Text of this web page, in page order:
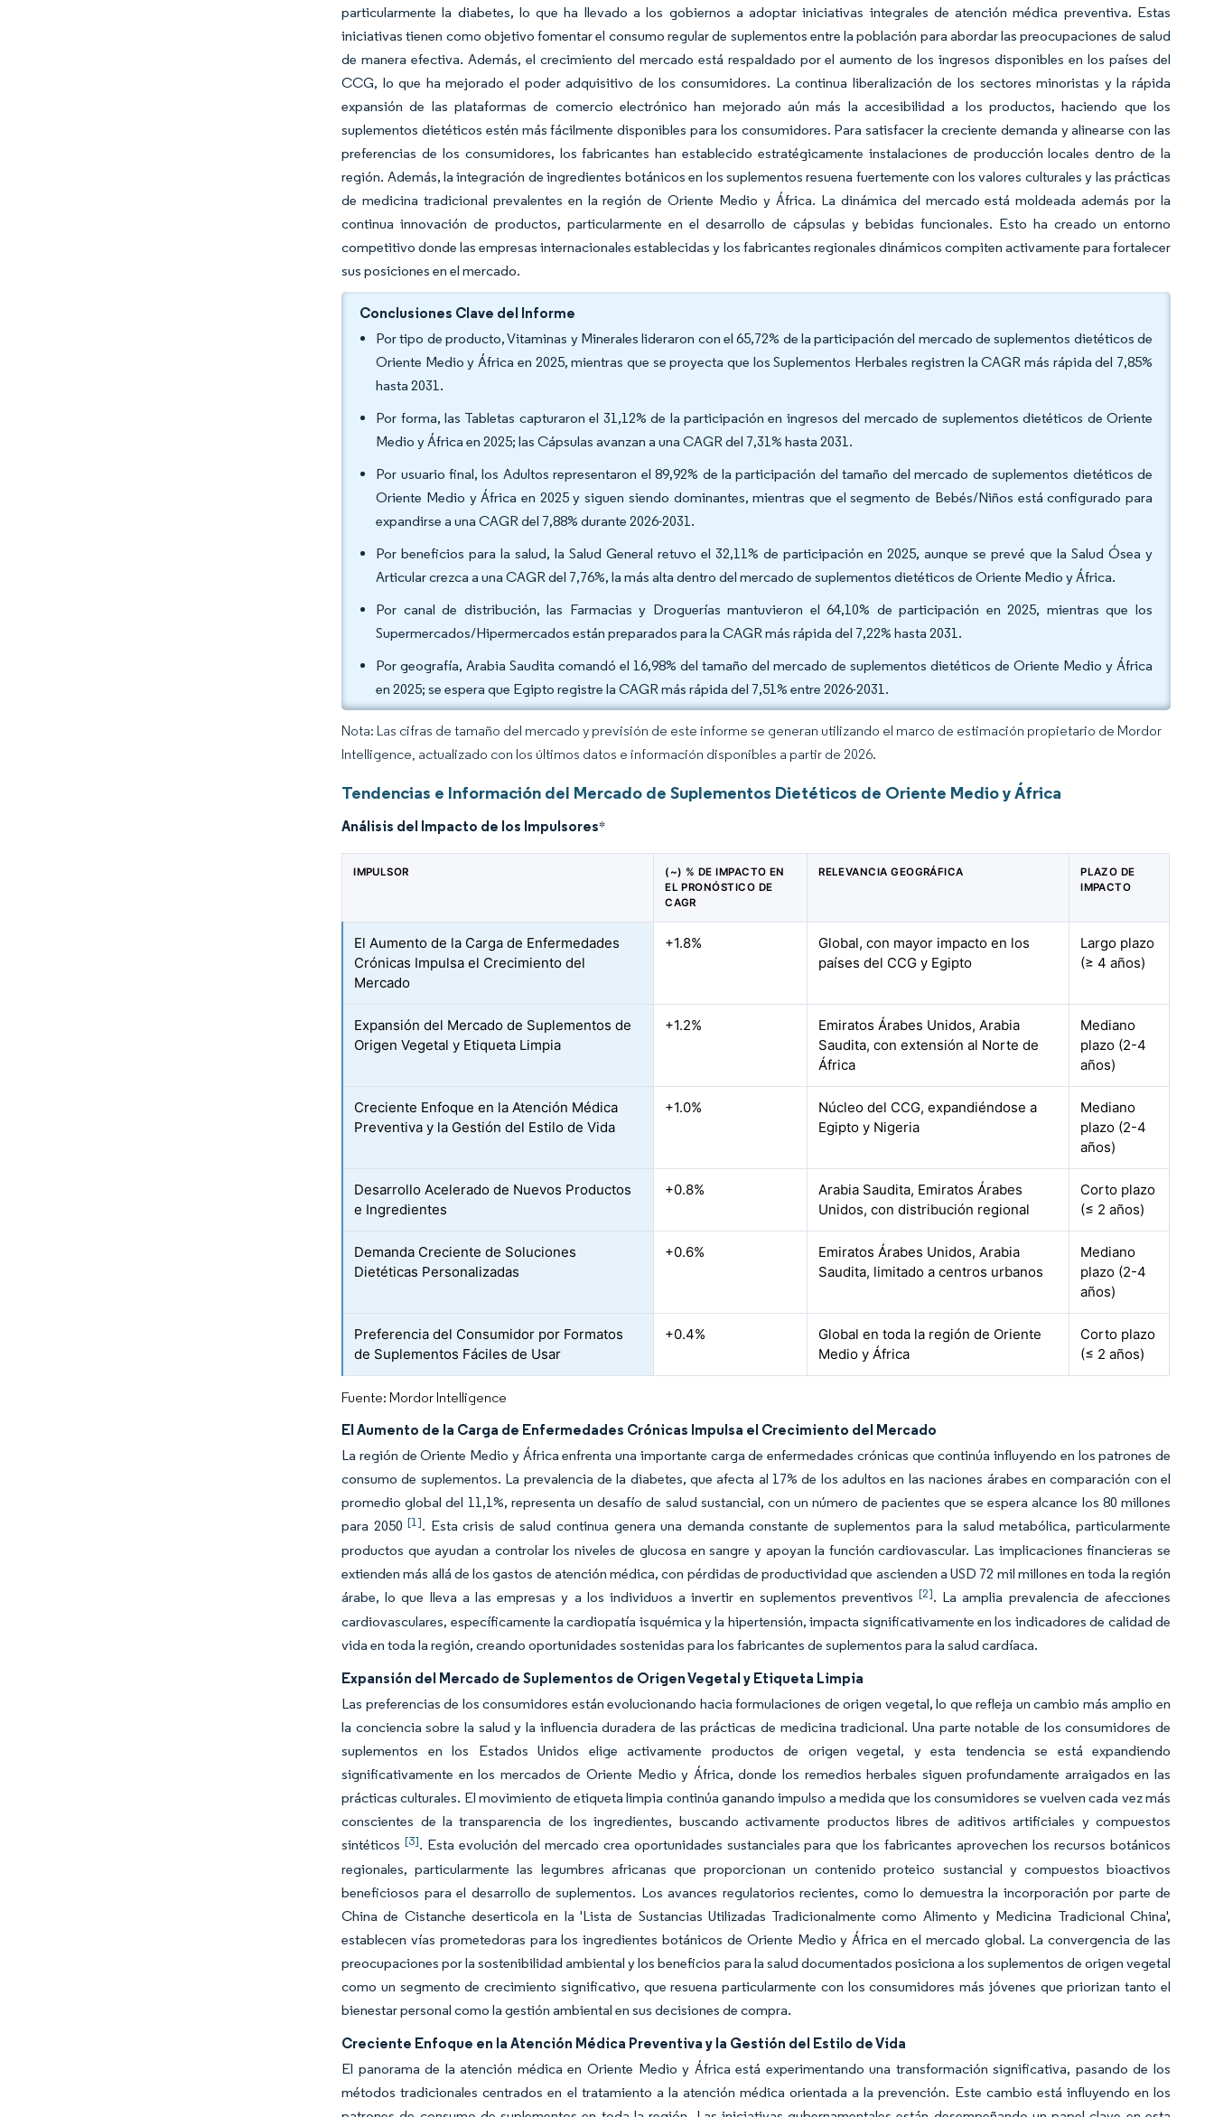
particularmente la diabetes, lo que ha llevado a los gobiernos a adoptar iniciativas integrales de atención médica preventiva. Estas
iniciativas tienen como objetivo fomentar el consumo regular de suplementos entre la población para abordar las preocupaciones de salud
de manera efectiva. Además, el crecimiento del mercado está respaldado por el aumento de los ingresos disponibles en los países del
CCG, lo que ha mejorado el poder adquisitivo de los consumidores. La continua liberalización de los sectores minoristas y la rápida
expansión de las plataformas de comercio electrónico han mejorado aún más la accesibilidad a los productos, haciendo que los
suplementos dietéticos estén más fácilmente disponibles para los consumidores. Para satisfacer la creciente demanda y alinearse con las
preferencias de los consumidores, los fabricantes han establecido estratégicamente instalaciones de producción locales dentro de la
región. Además, la integración de ingredientes botánicos en los suplementos resuena fuertemente con los valores culturales y las prácticas
de medicina tradicional prevalentes en la región de Oriente Medio y África. La dinámica del mercado está moldeada además por la
continua innovación de productos, particularmente en el desarrollo de cápsulas y bebidas funcionales. Esto ha creado un entorno
competitivo donde las empresas internacionales establecidas y los fabricantes regionales dinámicos compiten activamente para fortalecer
sus posiciones en el mercado.
Conclusiones Clave del Informe
Por tipo de producto, Vitaminas y Minerales lideraron con el 65,72% de la participación del mercado de suplementos dietéticos de
Oriente Medio y África en 2025, mientras que se proyecta que los Suplementos Herbales registren la CAGR más rápida del 7,85%
hasta 2031.
Por forma, las Tabletas capturaron el 31,12% de la participación en ingresos del mercado de suplementos dietéticos de Oriente
Medio y África en 2025; las Cápsulas avanzan a una CAGR del 7,31% hasta 2031.
Por usuario final, los Adultos representaron el 89,92% de la participación del tamaño del mercado de suplementos dietéticos de
Oriente Medio y África en 2025 y siguen siendo dominantes, mientras que el segmento de Bebés/Niños está configurado para
expandirse a una CAGR del 7,88% durante 2026-2031.
Por beneficios para la salud, la Salud General retuvo el 32,11% de participación en 2025, aunque se prevé que la Salud Ósea y
Articular crezca a una CAGR del 7,76%, la más alta dentro del mercado de suplementos dietéticos de Oriente Medio y África.
Por canal de distribución, las Farmacias y Droguerías mantuvieron el 64,10% de participación en 2025, mientras que los
Supermercados/Hipermercados están preparados para la CAGR más rápida del 7,22% hasta 2031.
Por geografía, Arabia Saudita comandó el 16,98% del tamaño del mercado de suplementos dietéticos de Oriente Medio y África
en 2025; se espera que Egipto registre la CAGR más rápida del 7,51% entre 2026-2031.
Nota: Las cifras de tamaño del mercado y previsión de este informe se generan utilizando el marco de estimación propietario de Mordor
Intelligence, actualizado con los últimos datos e información disponibles a partir de 2026.
Tendencias e Información del Mercado de Suplementos Dietéticos de Oriente Medio y África
Análisis del Impacto de los Impulsores*
IMPULSOR
(~) % DE IMPACTO EN
EL PRONÓSTICO DE
CAGR
RELEVANCIA GEOGRÁFICA
PLAZO DE
IMPACTO
El Aumento de la Carga de Enfermedades
Crónicas Impulsa el Crecimiento del
Mercado
+1.8%
Global, con mayor impacto en los
países del CCG y Egipto
Largo plazo
(≥ 4 años)
Expansión del Mercado de Suplementos de
Origen Vegetal y Etiqueta Limpia
+1.2%
Emiratos Árabes Unidos, Arabia
Saudita, con extensión al Norte de
África
Mediano
plazo (2-4
años)
Creciente Enfoque en la Atención Médica
Preventiva y la Gestión del Estilo de Vida
+1.0%
Núcleo del CCG, expandiéndose a
Egipto y Nigeria
Mediano
plazo (2-4
años)
Desarrollo Acelerado de Nuevos Productos
e Ingredientes
+0.8%
Arabia Saudita, Emiratos Árabes
Unidos, con distribución regional
Corto plazo
(≤ 2 años)
Demanda Creciente de Soluciones
Dietéticas Personalizadas
+0.6%
Emiratos Árabes Unidos, Arabia
Saudita, limitado a centros urbanos
Mediano
plazo (2-4
años)
Preferencia del Consumidor por Formatos
de Suplementos Fáciles de Usar
+0.4%
Global en toda la región de Oriente
Medio y África
Corto plazo
(≤ 2 años)
Fuente: Mordor Intelligence
El Aumento de la Carga de Enfermedades Crónicas Impulsa el Crecimiento del Mercado
La región de Oriente Medio y África enfrenta una importante carga de enfermedades crónicas que continúa influyendo en los patrones de
consumo de suplementos. La prevalencia de la diabetes, que afecta al 17% de los adultos en las naciones árabes en comparación con el
promedio global del 11,1%, representa un desafío de salud sustancial, con un número de pacientes que se espera alcance los 80 millones
para 2050[1]. Esta crisis de salud continua genera una demanda constante de suplementos para la salud metabólica, particularmente
productos que ayudan a controlar los niveles de glucosa en sangre y apoyan la función cardiovascular. Las implicaciones financieras se
extienden más allá de los gastos de atención médica, con pérdidas de productividad que ascienden a USD 72 mil millones en toda la región
árabe, lo que lleva a las empresas y a los individuos a invertir en suplementos preventivos[2]. La amplia prevalencia de afecciones
cardiovasculares, específicamente la cardiopatía isquémica y la hipertensión, impacta significativamente en los indicadores de calidad de
vida en toda la región, creando oportunidades sostenidas para los fabricantes de suplementos para la salud cardíaca.
Expansión del Mercado de Suplementos de Origen Vegetal y Etiqueta Limpia
Las preferencias de los consumidores están evolucionando hacia formulaciones de origen vegetal, lo que refleja un cambio más amplio en
la conciencia sobre la salud y la influencia duradera de las prácticas de medicina tradicional. Una parte notable de los consumidores de
suplementos en los Estados Unidos elige activamente productos de origen vegetal, y esta tendencia se está expandiendo
significativamente en los mercados de Oriente Medio y África, donde los remedios herbales siguen profundamente arraigados en las
prácticas culturales. El movimiento de etiqueta limpia continúa ganando impulso a medida que los consumidores se vuelven cada vez más
conscientes de la transparencia de los ingredientes, buscando activamente productos libres de aditivos artificiales y compuestos
sintéticos[3]. Esta evolución del mercado crea oportunidades sustanciales para que los fabricantes aprovechen los recursos botánicos
regionales, particularmente las legumbres africanas que proporcionan un contenido proteico sustancial y compuestos bioactivos
beneficiosos para el desarrollo de suplementos. Los avances regulatorios recientes, como lo demuestra la incorporación por parte de
China de Cistanche deserticola en la 'Lista de Sustancias Utilizadas Tradicionalmente como Alimento y Medicina Tradicional China',
establecen vías prometedoras para los ingredientes botánicos de Oriente Medio y África en el mercado global. La convergencia de las
preocupaciones por la sostenibilidad ambiental y los beneficios para la salud documentados posiciona a los suplementos de origen vegetal
como un segmento de crecimiento significativo, que resuena particularmente con los consumidores más jóvenes que priorizan tanto el
bienestar personal como la gestión ambiental en sus decisiones de compra.
Creciente Enfoque en la Atención Médica Preventiva y la Gestión del Estilo de Vida
El panorama de la atención médica en Oriente Medio y África está experimentando una transformación significativa, pasando de los
métodos tradicionales centrados en el tratamiento a la atención médica orientada a la prevención. Este cambio está influyendo en los